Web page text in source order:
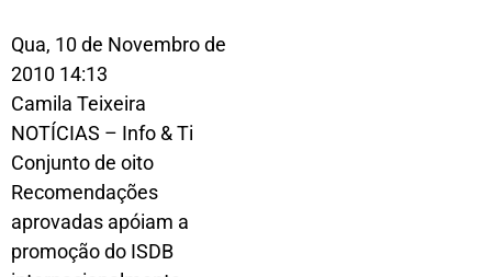
Qua, 10 de Novembro de
2010 14:13
Camila Teixeira
NOTÍCIAS – Info & Ti
Conjunto de oito
Recomendações
aprovadas apóiam a
promoção do ISDB